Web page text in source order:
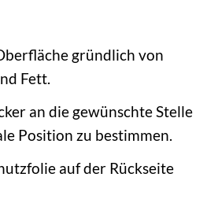
gründlich von
Fett.
an die gewünschte Stelle
Position zu bestimmen.
auf der Rückseite